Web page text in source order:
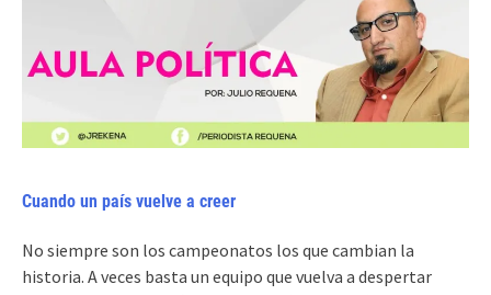
Cuando un país vuelve a creer
No siempre son los campeonatos los que cambian la
historia. A veces basta un equipo que vuelva a despertar